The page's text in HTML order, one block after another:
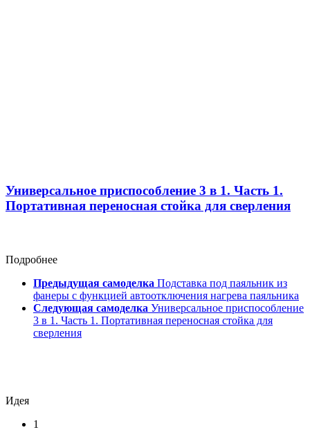
Универсальное приспособление 3 в 1. Часть 1.
Портативная переносная стойка для сверления
Подробнее
Предыдущая самоделка Подставка под паяльник из
фанеры с функцией автоотключения нагрева паяльника
Следующая самоделка Универсальное приспособление
3 в 1. Часть 1. Портативная переносная стойка для
сверления
Идея
1